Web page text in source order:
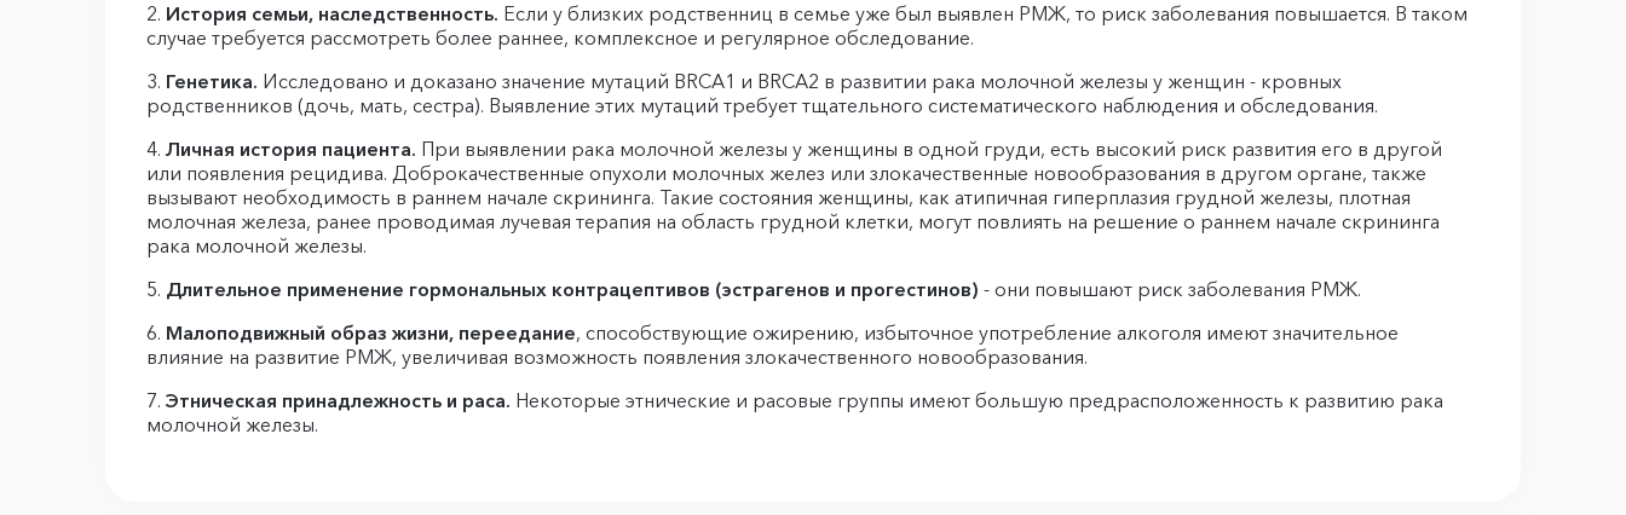
История семьи, наследственность. Если у близких родственниц в семье уже был выявлен РМЖ, то риск заболевания повышается. В таком
случае требуется рассмотреть более раннее, комплексное и регулярное обследование.
Генетика. Исследовано и доказано значение мутаций BRCA1 и BRCA2 в развитии рака молочной железы у женщин - кровных
родственников (дочь, мать, сестра). Выявление этих мутаций требует тщательного систематического наблюдения и обследования.
Личная история пациента. При выявлении рака молочной железы у женщины в одной груди, есть высокий риск развития его в другой
или появления рецидива. Доброкачественные опухоли молочных желез или злокачественные новообразования в другом органе, также
вызывают необходимость в раннем начале скрининга. Такие состояния женщины, как атипичная гиперплазия грудной железы, плотная
молочная железа, ранее проводимая лучевая терапия на область грудной клетки, могут повлиять на решение о раннем начале скрининга
рака молочной железы.
Длительное применение гормональных контрацептивов (эстрагенов и прогестинов) - они повышают риск заболевания РМЖ.
Малоподвижный образ жизни, переедание, способствующие ожирению, избыточное употребление алкоголя имеют значительное
влияние на развитие РМЖ, увеличивая возможность появления злокачественного новообразования.
Этническая принадлежность и раса. Некоторые этнические и расовые группы имеют большую предрасположенность к развитию рака
молочной железы.